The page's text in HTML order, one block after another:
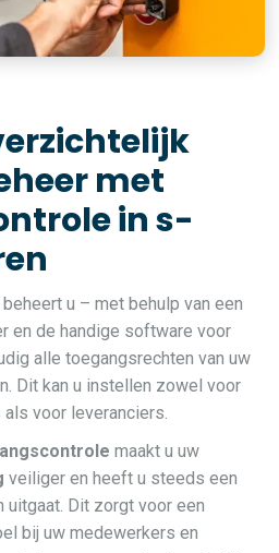
met
in s-
u – met behulp van een
en de handige software voor
alle toegangsrechten van uw
Dit kan u instellen zowel voor
voor leveranciers.
maakt u uw
veiliger en heeft u steeds een
uitgaat. Dit zorgt voor een
bij uw medewerkers en